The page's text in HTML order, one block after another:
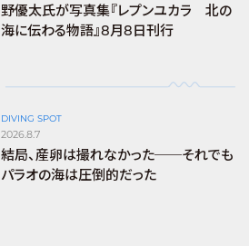
野優太氏が写真集『レプンユカラ 北の
海に伝わる物語』8月8日刊行
DIVING SPOT
2026.8.7
結局、産卵は撮れなかった──それでも
パラオの海は圧倒的だった